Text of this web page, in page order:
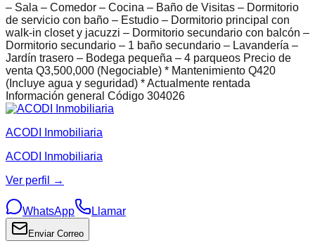
– Sala – Comedor – Cocina – Baño de Visitas – Dormitorio
de servicio con baño – Estudio – Dormitorio principal con
walk-in closet y jacuzzi – Dormitorio secundario con balcón –
Dormitorio secundario – 1 baño secundario – Lavandería –
Jardín trasero – Bodega pequeña – 4 parqueos Precio de
venta Q3,500,000 (Negociable) * Mantenimiento Q420
(Incluye agua y seguridad) * Actualmente rentada
Información general Código 304026
ACODI Inmobiliaria
ACODI Inmobiliaria
Ver perfil →
WhatsApp Llamar
Enviar Correo